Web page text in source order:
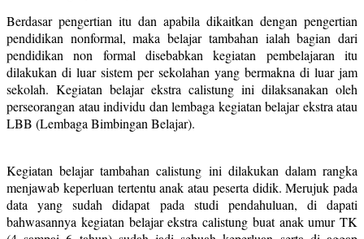
Berdasar pengertian itu dan apabila dikaitkan dengan pengertian
pendidikan nonformal, maka belajar tambahan ialah bagian dari
pendidikan non formal disebabkan kegiatan pembelajaran itu
dilakukan di luar sistem per sekolahan yang bermakna di luar jam
sekolah. Kegiatan belajar ekstra calistung ini dilaksanakan oleh
perseorangan atau individu dan lembaga kegiatan belajar ekstra atau
LBB (Lembaga Bimbingan Belajar).
Kegiatan belajar tambahan calistung ini dilakukan dalam rangka
menjawab keperluan tertentu anak atau peserta didik. Merujuk pada
data yang sudah didapat pada studi pendahuluan, di dapati
bahwasannya kegiatan belajar ekstra calistung buat anak umur TK